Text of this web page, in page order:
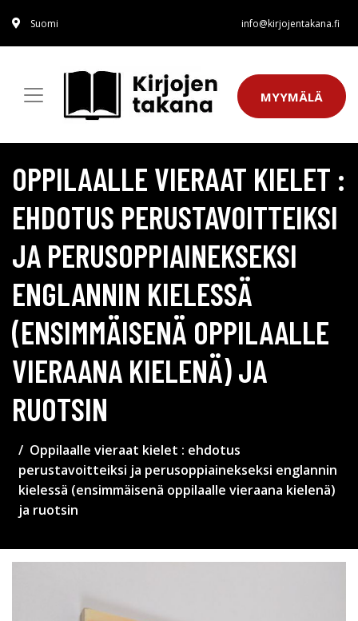
Suomi info@kirjojentakana.fi
MYYMÄLÄ
OPPILAALLE VIERAAT KIELET :
EHDOTUS PERUSTAVOITTEIKSI
JA PERUSOPPIAINEKSEKSI
ENGLANNIN KIELESSÄ
(ENSIMMÄISENÄ OPPILAALLE
VIERAANA KIELENÄ) JA
RUOTSIN
Oppilaalle vieraat kielet : ehdotus
perustavoitteiksi ja perusoppiainekseksi englannin
kielessä (ensimmäisenä oppilaalle vieraana kielenä)
ja ruotsin